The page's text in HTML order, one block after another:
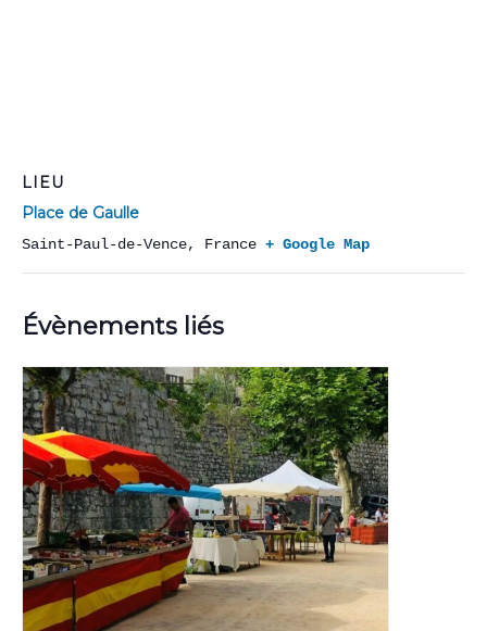
LIEU
Place de Gaulle
Saint-Paul-de-Vence, France + Google Map
Évènements liés